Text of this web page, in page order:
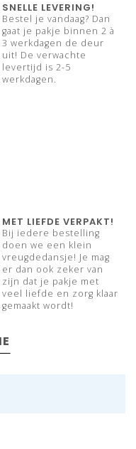
SNELLE LEVERING!
Bestel je vandaag? Dan
gaat je pakje binnen 2 à
3 werkdagen de deur
uit! De verwachte
levertijd is 2-5
werkdagen.
MET LIEFDE VERPAKT!
Bij iedere bestelling
doen we een klein
vreugdedansje! Je mag
er dan ook zeker van
zijn dat je pakje met
veel liefde en zorg klaar
gemaakt wordt!